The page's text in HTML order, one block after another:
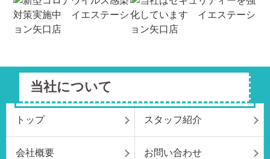
当社について
トップ スタッフ紹介
会社概要 お問い合わせ